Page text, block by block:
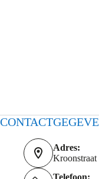
Adres:
Telefoon: